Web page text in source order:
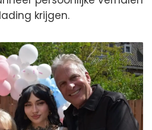
krijgen.